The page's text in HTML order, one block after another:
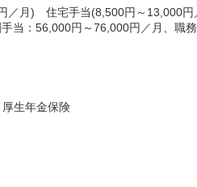
／月) 住宅手当(8,500円～13,000
当：56,000円～76,000円／月、職
生年金保険